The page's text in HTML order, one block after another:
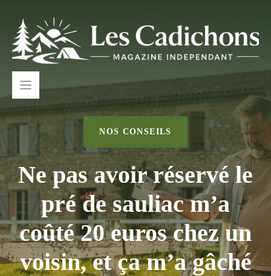
contenu
NOS CONSEILS
Ne pas avoir réservé le
pré de sauliac m’a
coûté 20 euros chez un
voisin, et ça m’a gâché